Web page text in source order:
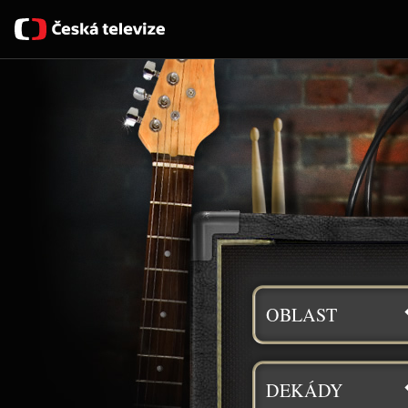
OBLAST
DEKÁDY